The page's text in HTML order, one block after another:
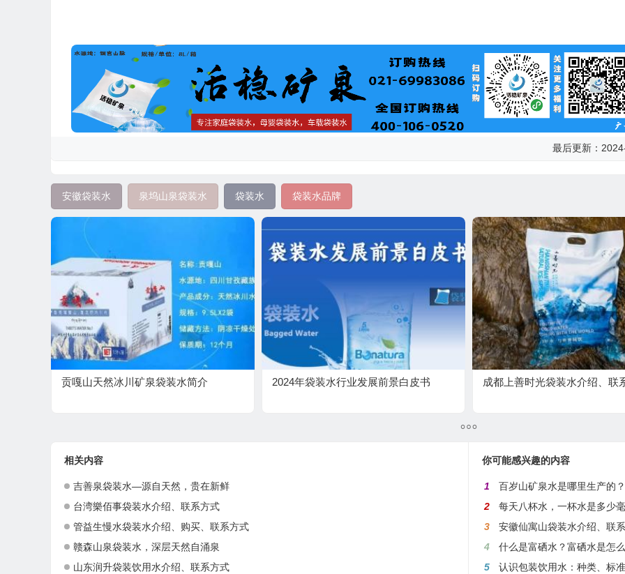
最后更新：
安徽袋装水 泉坞山泉袋装水 袋装水 袋装水品牌
贡嘎山天然冰川矿泉袋装水简介 2024年袋装水行业发展前景白皮书 成都上善时光袋装水介绍、联
相关内容
吉善泉袋装水—源自天然，贵在新鲜
台湾樂佰事袋装水介绍、联系方式
管益生慢水袋装水介绍、购买、联系方式
赣森山泉袋装水，深层天然自涌泉
山东润升袋装饮用水介绍、联系方式
你可能感兴趣的内容
1
百岁山矿泉水是哪里生产的？
2
每天八杯水，一杯水是多少
3
安徽仙寓山袋装水介绍、联
4
什么是富硒水？富硒水是怎
5
认识包装饮用水：种类、标